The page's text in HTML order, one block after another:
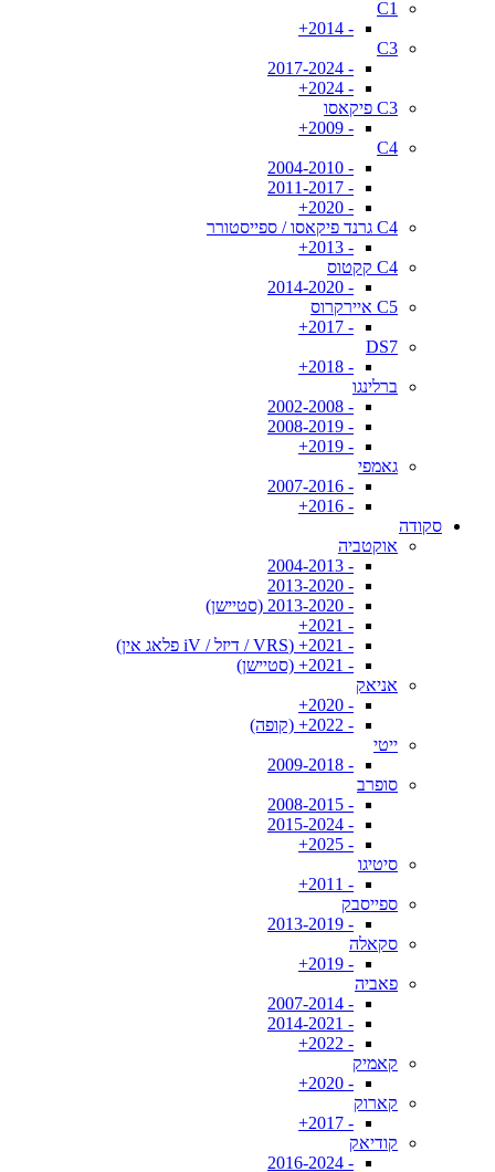
C1
- 2014+
C3
- 2017-2024
- 2024+
C3 פיקאסו
- 2009+
C4
- 2004-2010
- 2011-2017
- 2020+
C4 גרנד פיקאסו / ספייסטורר
- 2013+
C4 קקטוס
- 2014-2020
C5 איירקרוס
- 2017+
DS7
- 2018+
ברלינגו
- 2002-2008
- 2008-2019
- 2019+
גאמפי
- 2007-2016
- 2016+
סקודה
אוקטביה
- 2004-2013
- 2013-2020
- 2013-2020 (סטיישן)
- 2021+
- 2021+ (VRS / דיזל / iV פלאג אין)
- 2021+ (סטיישן)
אניאק
- 2020+
- 2022+ (קופה)
ייטי
- 2009-2018
סופרב
- 2008-2015
- 2015-2024
- 2025+
סיטיגו
- 2011+
ספייסבק
- 2013-2019
סקאלה
- 2019+
פאביה
- 2007-2014
- 2014-2021
- 2022+
קאמיק
- 2020+
קארוק
- 2017+
קודיאק
- 2016-2024